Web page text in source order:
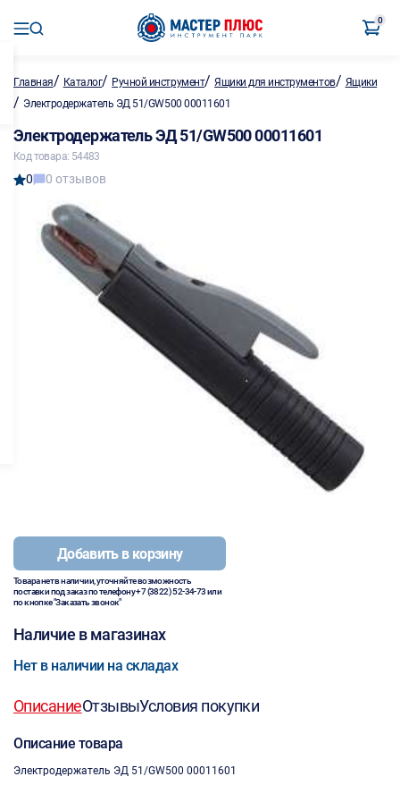
0
Главная/ Каталог/ Ручной инструмент/Ящики для инструментов/ Ящики
/ Электродержатель ЭД 51/GW500 00011601
Электродержатель ЭД 51/GW500 00011601
Код товара: 54483
0 0 отзывов
Добавить в корзину
Товара нет в наличии, уточняйте возможность
поставки под заказ по телефону+7 (3822) 52-34-73или
по кнопке "Заказать звонок"
Наличие в магазинах
Нет в наличии на складах
ОписаниеОтзывыУсловия покупки
Описание товара
Электродержатель ЭД 51/GW500 00011601